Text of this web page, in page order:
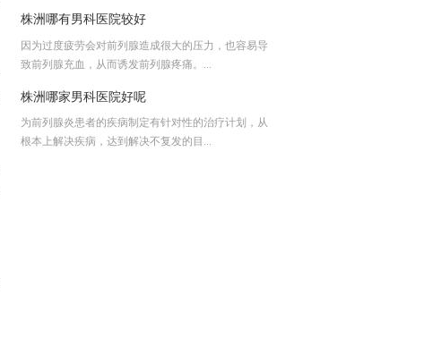
株洲哪有男科医院较好
因为过度疲劳会对前列腺造成很大的压力，也容易导
致前列腺充血，从而诱发前列腺疼痛。...
株洲哪家男科医院好呢
为前列腺炎患者的疾病制定有针对性的治疗计划，从
根本上解决疾病，达到解决不复发的目...